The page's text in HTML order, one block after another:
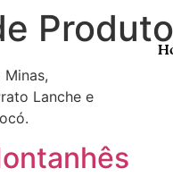
Minas,
Lanche e